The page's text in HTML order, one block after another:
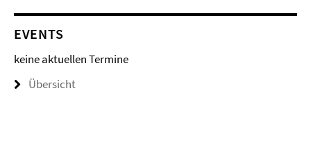
EVENTS
keine aktuellen Termine
Übersicht